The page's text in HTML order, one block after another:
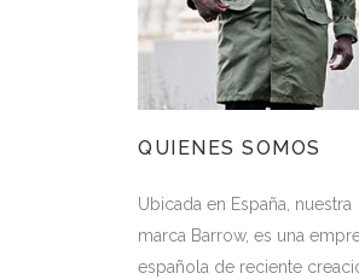
QUIENES SOMOS
Ubicada en España, nuestra
marca Barrow, es una
española de reciente